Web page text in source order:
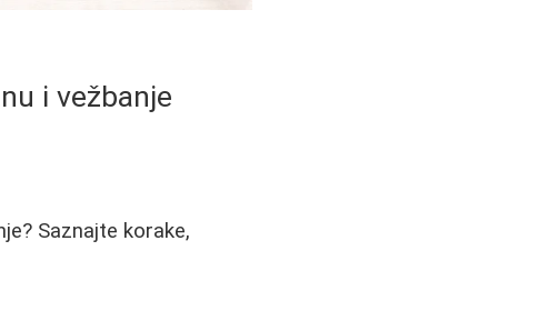
i vežbanje
Saznajte korake,